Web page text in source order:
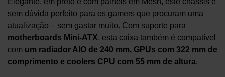
sem dúvida perfeito para os gamers que procuram uma
atualização – sem gastar muito. Com suporte para
motherboards Mini-ATX, esta caixa também é compatível
com um radiador AIO de 240 mm, GPUs com 322 mm de
comprimento e coolers CPU com 55 mm de altura.